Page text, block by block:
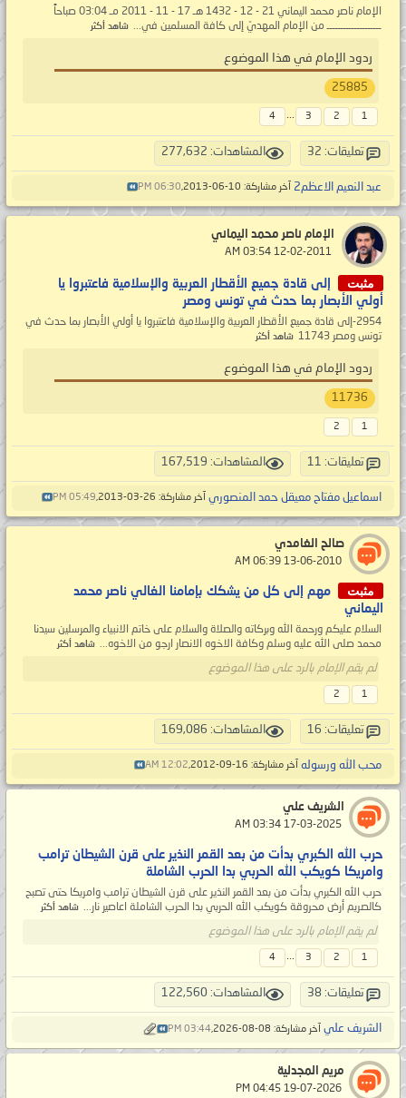
الإمام ناصر محمد اليماني 21 - 12 - 1432 هـ 17 - 11 - 2011 مـ 03:04 صباحاً
ــــــــــــــــــــ من الإمام المهديّ إلى كافة المسلمين في... شاهد أكثر
ردود الإمام في هذا الموضوع
25885
1
2
3
...
4
تعليقات: 32 المشاهدات: 277,632
عبد النعيم الاعظم2 آخر مشاركة: 10-06-2013, 06:30 PM
الإمام ناصر محمد اليماني
مثبت
إلى قادة جميع الأقطار العربية والإسلامية فاعتبروا يا
أولي الأبصار بما حدث في تونس ومصر
2954-إلى قادة جميع الأقطار العربية والإسلامية فاعتبروا يا أولي الأبصار بما حدث في
تونس ومصر 11743
شاهد أكثر
ردود الإمام في هذا الموضوع
11736
1
2
تعليقات: 11 المشاهدات: 167,519
اسماعيل مفتاح معيقل حمد المنصوري آخر مشاركة: 26-03-2013, 05:49 PM
صالح الغامدي
مثبت
مهم إلى كل من يشكك بإمامنا الغالي ناصر محمد
اليماني
السلام عليكم ورحمة الله وبركاته والصلاة والسلام على خاتم الانبياء والمرسلين سيدنا
محمد صلى الله عليه وسلم وكافة الاخوه الانصار ارجو من الاخوه... شاهد أكثر
لم يقم الإمام بالرد على هذا الموضوع
1
2
تعليقات: 16 المشاهدات: 169,086
محب الله ورسوله آخر مشاركة: 16-09-2012, 12:02 AM
الشريف علي
حرب الله الكبري بدأت من بعد القمر النذير على قرن الشيطان ترامب
وامريكا كويكب الله الحربي بدا الحرب الشاملة
حرب الله الكبري بدأت من بعد القمر النذير على قرن الشيطان ترامب وامريكا حتى تصبح
كالصريم أرض محروقة كويكب الله الحربي بدا الحرب الشاملة اعاصير نار... شاهد أكثر
لم يقم الإمام بالرد على هذا الموضوع
1
2
3
...
4
تعليقات: 38 المشاهدات: 122,560
الشريف علي آخر مشاركة: 08-08-2026, 03:44 PM
مريم المجدلية